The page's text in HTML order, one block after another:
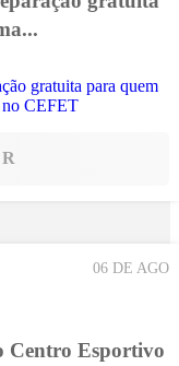
06 DE AGO
Centro Esportivo